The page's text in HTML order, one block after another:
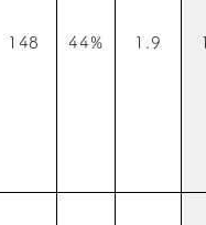
148 44% 1.9